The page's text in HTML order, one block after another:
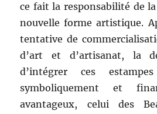
ce fait la responsabilité de
nouvelle forme artistique.
tentative de
d’art et d’artisanat, la
d’intégrer ces
symboliquement et
avantageux, celui des